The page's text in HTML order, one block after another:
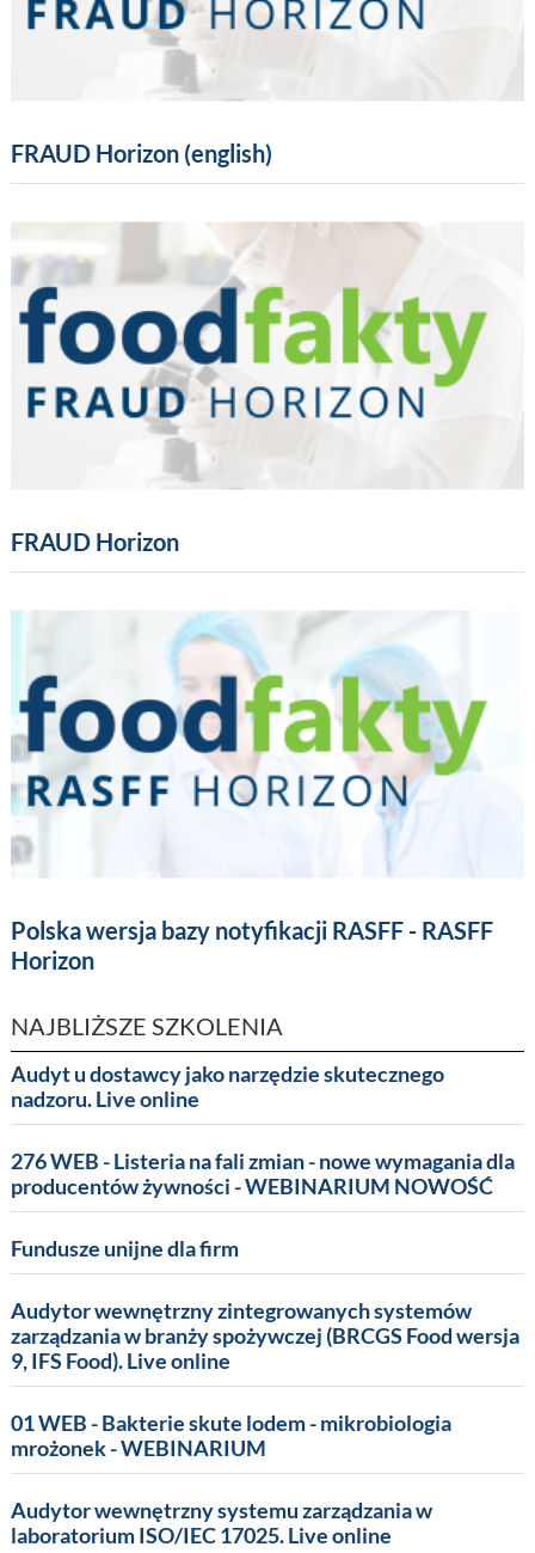
FRAUD Horizon (english)
FRAUD Horizon
Polska wersja bazy notyfikacji RASFF - RASFF
Horizon
NAJBLIŻSZE SZKOLENIA
Audyt u dostawcy jako narzędzie skutecznego
nadzoru. Live online
276 WEB - Listeria na fali zmian - nowe wymagania dla
producentów żywności - WEBINARIUM NOWOŚĆ
Fundusze unijne dla firm
Audytor wewnętrzny zintegrowanych systemów
zarządzania w branży spożywczej (BRCGS Food wersja
9, IFS Food). Live online
01 WEB - Bakterie skute lodem - mikrobiologia
mrożonek - WEBINARIUM
Audytor wewnętrzny systemu zarządzania w
laboratorium ISO/IEC 17025. Live online